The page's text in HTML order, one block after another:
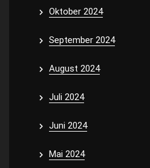
Oktober 2024
September 2024
August 2024
Juli 2024
Juni 2024
Mai 2024